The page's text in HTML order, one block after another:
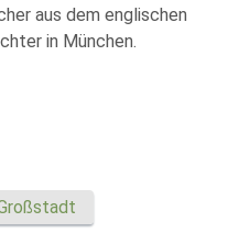
aus dem englischen
in München.